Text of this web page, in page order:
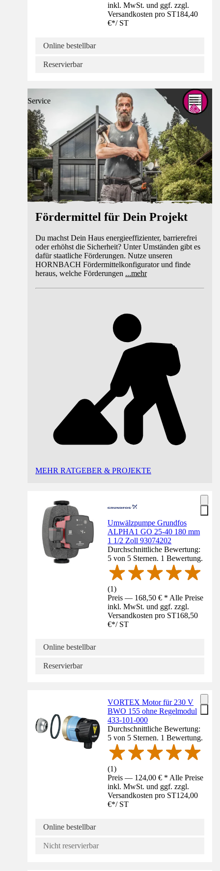
inkl. MwSt. und ggf. zzgl.
Versandkosten pro ST184,40
€*/ ST
Online bestellbar
Reservierbar
Service
Fördermittel für Dein Projekt
Du machst Dein Haus energieeffizienter, barrierefrei
oder erhöhst die Sicherheit? Unter Umständen gibt es
dafür staatliche Förderungen. Nutze unseren
HORNBACH Fördermittelkonfigurator und finde
heraus, welche Förderungen ...mehr
MEHR RATGEBER & PROJEKTE
Umwälzpumpe Grundfos
ALPHA1 GO 25-40 180 mm
1 1/2 Zoll 93074202
Durchschnittliche Bewertung:
5 von 5 Sternen. 1 Bewertung.
(1)
Preis — 168,50 € * Alle Preise
inkl. MwSt. und ggf. zzgl.
Versandkosten pro ST168,50
€*/ ST
Online bestellbar
Reservierbar
VORTEX Motor für 230 V
BWO 155 ohne Regelmodul
433-101-000
Durchschnittliche Bewertung:
5 von 5 Sternen. 1 Bewertung.
(1)
Preis — 124,00 € * Alle Preise
inkl. MwSt. und ggf. zzgl.
Versandkosten pro ST124,00
€*/ ST
Online bestellbar
Nicht reservierbar